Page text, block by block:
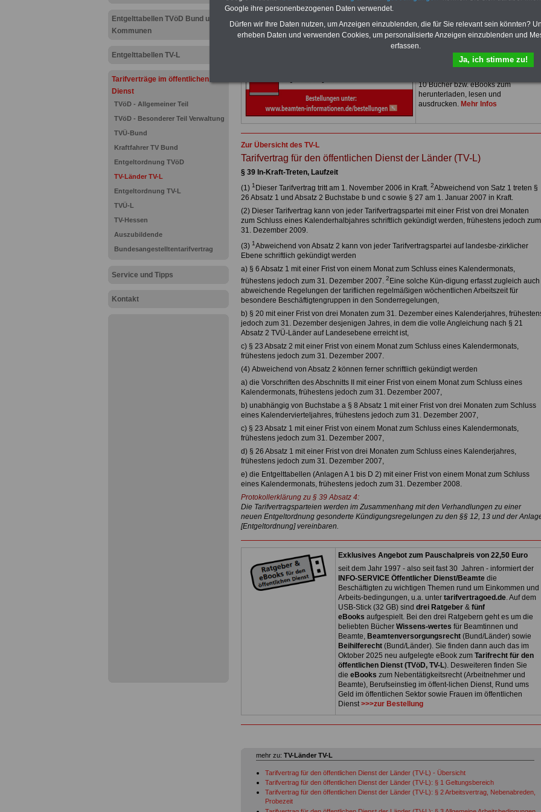
Entgelttabellen TVöD Bund und
Kommunen
Entgelttabellen TV-L
Tarifverträge im öffentlichen
Dienst
TVöD - Allgemeiner Teil
TVöD - Besonderer Teil Verwaltung
TVÜ-Bund
Kraftfahrer TV Bund
Entgeltordnung TVöD
TV-Länder TV-L
Entgeltordnung TV-L
TVÜ-L
TV-Hessen
Auszubildende
Bundesangestelltentarifvertrag
Service und Tipps
Kontakt
Monaten bleiben Sie in den
wichtigsten Fragen zum Öffentlichen
Dienst auf dem Laufenden: Sie
finden im Portal
PDF-SERVICE
auch
eBook Tarifrecht öffentlicher
10 Bücher bzw. eBooks zum
herunterladen, lesen und
ausdrucken. Mehr Infos
Zur Übersicht des TV-L
Tarifvertrag für den öffentlichen Dienst der Länder (TV-L)
§ 39 In-Kraft-Treten, Laufzeit
(1) 1 Dieser Tarifvertrag tritt am 1. November 2006 in Kraft. 2Abweichend von Satz 1 treten §
26 Absatz 1 und Absatz 2 Buchstabe b und c sowie § 27 am 1. Januar 2007 in Kraft.
(2) Dieser Tarifvertrag kann von jeder Tarifvertragspartei mit einer Frist von drei Monaten
zum Schluss eines Kalenderhalbjahres schriftlich gekündigt werden, frühestens jedoch zum
31. Dezember 2009.
(3) 1Abweichend von Absatz 2 kann von jeder Tarifvertragspartei auf landesbe-zirklicher
Ebene schriftlich gekündigt werden
a) § 6 Absatz 1 mit einer Frist von einem Monat zum Schluss eines Kalendermonats,
frühestens jedoch zum 31. Dezember 2007. 2 Eine solche Kün-digung erfasst zugleich auch
abweichende Regelungen der tariflichen regelmäßigen wöchentlichen Arbeitszeit für
besondere Beschäftigtengruppen in den Sonderregelungen,
b) § 20 mit einer Frist von drei Monaten zum 31. Dezember eines Kalenderjahres,
jedoch zum 31. Dezember desjenigen Jahres, in dem die volle Angleichung nach § 21
Absatz 2 TVÜ-Länder auf Landesebene erreicht ist,
c) § 23 Absatz 2 mit einer Frist von einem Monat zum Schluss eines Kalendermonats,
frühestens jedoch zum 31. Dezember 2007.
(4) Abweichend von Absatz 2 können ferner schriftlich gekündigt werden
a) die Vorschriften des Abschnitts II mit einer Frist von einem Monat zum Schluss eines
Kalendermonats, frühestens jedoch zum 31. Dezember 2007,
b) unabhängig von Buchstabe a § 8 Absatz 1 mit einer Frist von drei Monaten zum Schluss
eines Kalendervierteljahres, frühestens jedoch zum 31. Dezember 2007,
c) § 23 Absatz 1 mit einer Frist von einem Monat zum Schluss eines Kalendermonats,
frühestens jedoch zum 31. Dezember 2007,
d) § 26 Absatz 1 mit einer Frist von drei Monaten zum Schluss eines Kalenderjahres,
frühestens jedoch zum 31. Dezember 2007,
e) die Entgelttabellen (Anlagen A 1 bis D 2) mit einer Frist von einem Monat zum Schluss
eines Kalendermonats, frühestens jedoch zum 31. Dezember 2008.
Protokollerklärung zu § 39 Absatz 4:
Die Tarifvertragsparteien werden im Zusammenhang mit den Verhandlungen zu einer
neuen Entgeltordnung gesonderte Kündigungsregelungen zu den §§ 12, 13 und der
[Entgeltordnung] vereinbaren.
Exklusives Angebot zum Pauschalpreis von 22,50 Euro
seit dem Jahr 1997 - also seit fast 30 Jahren - informiert der
INFO-SERVICE Öffentlicher Dienst/Beamtedie
Beschäftigten zu wichtigen Themen rund um Einkommen und
Arbeits-bedingungen, u.a. unter tarifvertragoed.de. Auf dem
USB-Stick (32 GB) sind drei Ratgeber& fünf
eBooks aufgespielt. Bei den drei Ratgebern geht es um die
beliebten Bücher Wissens-wertes für Beamtinnen und
Beamte, Beamtenversorgungsrecht(Bund/Länder) sowie
Beihilferecht(Bund/Länder). Sie finden dann auch das im
Oktober 2025 neu aufgelegte eBook zum Tarifrecht für den
öffentlichen Dienst (TVöD, TV-L). Desweiteren finden Sie
die eBooks zum Nebentätigkeitsrecht (Arbeitnehmer und
Beamte), Berufseinstieg im öffent-lichen Dienst, Rund ums
Geld im öffentlichen Sektor sowie Frauen im öffentlichen
Dienst>>>zur Bestellung
mehr zu: TV-Länder TV-L
Tarifvertrag für den öffentlichen Dienst der Länder (TV-L) - Übersicht
Tarifvertrag für den öffentlichen Dienst der Länder (TV-L): § 1 Geltungsbereich
Tarifvertrag für den öffentlichen Dienst der Länder (TV-L): § 2 Arbeitsvertrag, Nebenabreden,
Probezeit
Google ihre personenbezogenen Daten verwendet.
Dürfen wir Ihre Daten nutzen, um Anzeigen einzublenden, die für Sie relevant sein könnten?
erheben Daten und verwenden Cookies, um personalisierte Anzeigen einzublenden und
erfassen.
Ja, ich stimme zu!